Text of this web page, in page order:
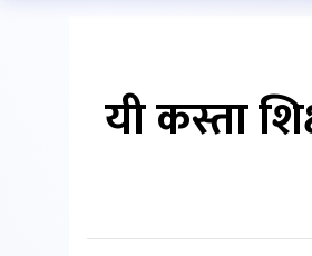
यी कस्ता